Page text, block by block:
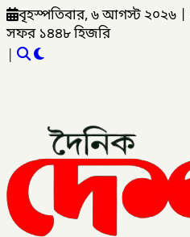
বৃহস্পতিবার, ৬ আগস্ট ২০২৬
সফর ১৪৪৮ হিজরি
|